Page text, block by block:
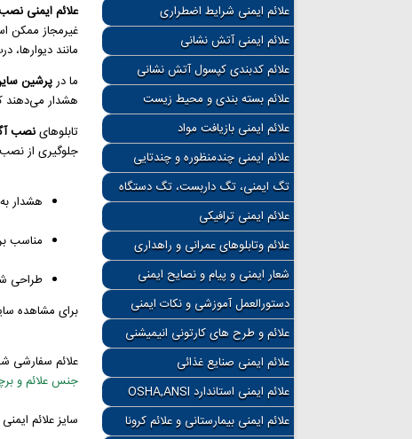
علائم ایمنی شرایط اضطراری
علائم ایمنی آتش نشانی
علائم کدبندی کپسول آتش نشانی
علائم بسته بندی و محیط زیست
علائم ایمنی بازیافت مواد
علائم ایمنی چندمنظوره و چندتایی
تگ ایمنی، تگ داربست، تگ دستگاه
علائم ایمنی ترافیکی
علائم وتابلوهای عمرانی و راهداری
شعار ایمنی و پیام و نصایح ایمنی
دستورالعمل آموزشی و نکات ایمنی
علائم و طرح های کارتونی انیمیشنی
علائم ایمنی صنایع غذائی
علائم ایمنی استاندارد OSHA,ANSI
علائم ایمنی بیمارستانی و علائم کرونا
علائم ایمنی
غیرمجاز ممکن
مانند
ما درپرشین
هشدار می‌دهند
تابلوهاینصب
جلوگیری از
هشدار
مناسب
طراحی
برای مشاهده
علائم سفارشی شما می تواند از 3 جنس روزرنگ ، شبرنگ ، شب نما باشد .
جنس علائم و
سایز علائم